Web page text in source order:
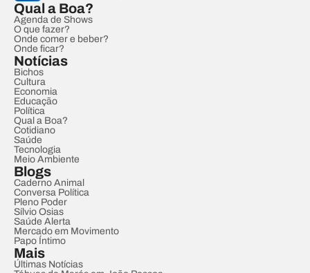
Qual a Boa?
Agenda de Shows
O que fazer?
Onde comer e beber?
Onde ficar?
Notícias
Bichos
Cultura
Economia
Educação
Política
Qual a Boa?
Cotidiano
Saúde
Tecnologia
Meio Ambiente
Blogs
Caderno Animal
Conversa Política
Pleno Poder
Sílvio Osias
Saúde Alerta
Mercado em Movimento
Papo Íntimo
Mais
Últimas Notícias